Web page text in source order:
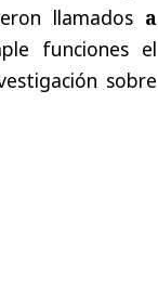
llamados a
funciones el
sobre